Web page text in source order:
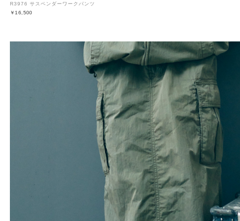
R3976 サスペンダーワークパンツ
￥16,500